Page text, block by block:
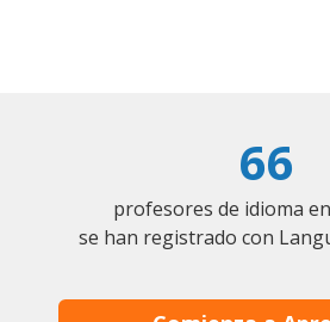
66
profesores de idioma
se han registrado con